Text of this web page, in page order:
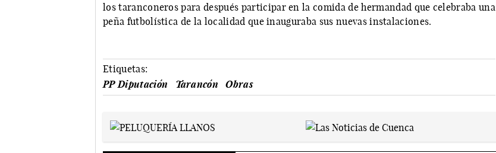
los taranconeros para después participar en la comida de hermandad que celebraba una
peña futbolística de la localidad que inauguraba sus nuevas instalaciones.
Etiquetas:
PP Diputación
Tarancón Obras